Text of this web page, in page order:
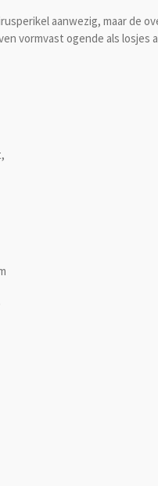
aanwezig, maar de
vormvast ogende als losjes